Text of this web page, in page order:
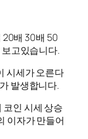
20배 30배 50
고있습니다.
시세가 오른다
발생합니다.
인 시세 상승
이자가 만들어